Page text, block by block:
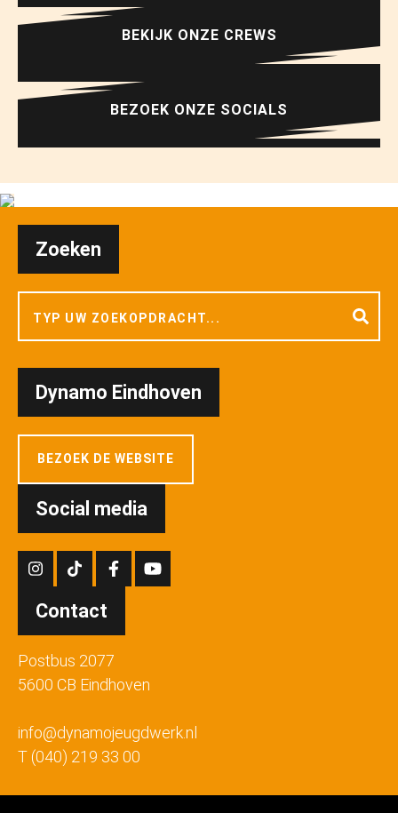
BEKIJK ONZE CREWS
BEZOEK ONZE SOCIALS
Zoeken
Dynamo Eindhoven
BEZOEK DE WEBSITE
Social media
Contact
Postbus 2077
5600 CB Eindhoven
info@dynamojeugdwerk.nl
T (040) 219 33 00